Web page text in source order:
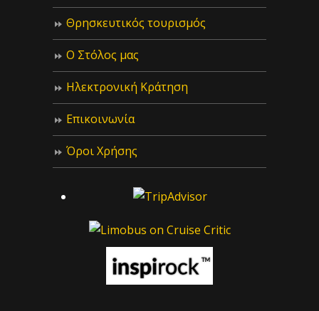
Θρησκευτικός τουρισμός
Ο Στόλος μας
Ηλεκτρονική Κράτηση
Επικοινωνία
Όροι Χρήσης